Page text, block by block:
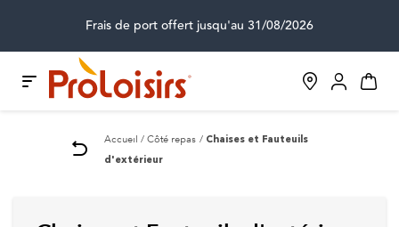
Frais de port offert jusqu'au 31/08/2026
Accueil Côté repas Chaises et Fauteuils
d'extérieur